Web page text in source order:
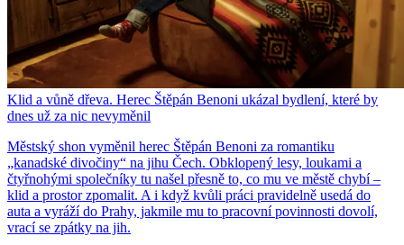
Klid a vůně dřeva. Herec Štěpán Benoni ukázal bydlení, které by
dnes už za nic nevyměnil
Městský shon vyměnil herec Štěpán Benoni za romantiku
„kanadské divočiny“ na jihu Čech. Obklopený lesy, loukami a
čtyřnohými společníky tu našel přesně to, co mu ve městě chybí –
klid a prostor zpomalit. A i když kvůli práci pravidelně usedá do
auta a vyráží do Prahy, jakmile mu to pracovní povinnosti dovolí,
vrací se zpátky na jih.